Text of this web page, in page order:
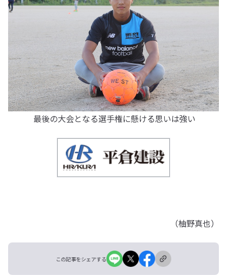
最後の大会となる選手権に懸ける思いは強い
（柚野真也）
この記事をシェアする